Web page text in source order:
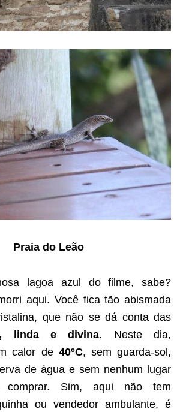
Praia do Leão
lagoa azul do filme, sabe?
aqui. Você fica tão abismada
que não se dá conta das
linda e divina. Neste dia,
calor de 40ºC, sem guarda-sol,
de água e sem nenhum lugar
comprar. Sim, aqui não tem
ou vendedor ambulante, é